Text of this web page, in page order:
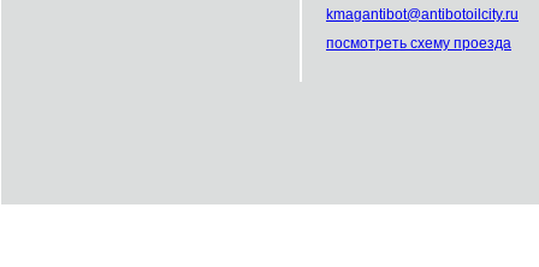
kmagantibot@antibotoilcity.ru
посмотреть схему проезда